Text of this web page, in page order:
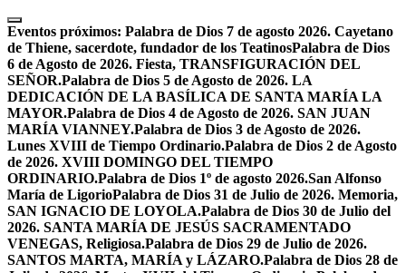
Skip
to
content
Eventos próximos: Palabra de Dios 7 de agosto 2026. Cayetano
de Thiene, sacerdote, fundador de los TeatinosPalabra de Dios
6 de Agosto de 2026. Fiesta, TRANSFIGURACIÓN DEL
SEÑOR.Palabra de Dios 5 de Agosto de 2026. LA
DEDICACIÓN DE LA BASÍLICA DE SANTA MARÍA LA
MAYOR.Palabra de Dios 4 de Agosto de 2026. SAN JUAN
MARÍA VIANNEY.Palabra de Dios 3 de Agosto de 2026.
Lunes XVIII de Tiempo Ordinario.Palabra de Dios 2 de Agosto
de 2026. XVIII DOMINGO DEL TIEMPO
ORDINARIO.Palabra de Dios 1º de agosto 2026.San Alfonso
María de LigorioPalabra de Dios 31 de Julio de 2026. Memoria,
SAN IGNACIO DE LOYOLA.Palabra de Dios 30 de Julio del
2026. SANTA MARÍA DE JESÚS SACRAMENTADO
VENEGAS, Religiosa.Palabra de Dios 29 de Julio de 2026.
SANTOS MARTA, MARÍA y LÁZARO.Palabra de Dios 28 de